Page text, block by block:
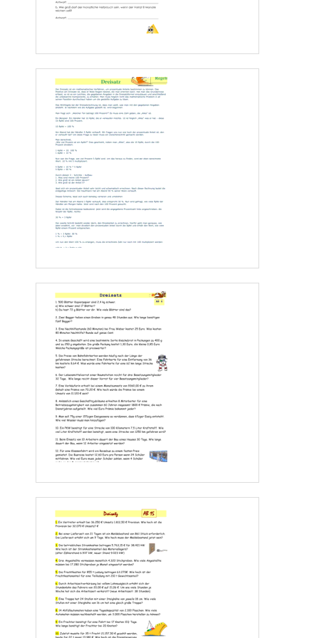
3. Um eine Decke von 96 m2 Fläche einzuschalen, benötigen drei Einschaler bei einer
täglichen Arbeitszeit von 8 h 2 Tage. Wie viel Tage würden 4 Einschaler benötigen,
um eine Decke von 144 m2 Fläche einzuschalen, wenn die tägliche Arbeitszeit um 1 h
Laufzeit von 16 h 2016 Liter Dieselkraftstoff. Durch Ausweitung der
tägliche Laufzeit um 2 h erhöht werden. Mit welchem
5. Die monatliche Stromrechnung für 8 Lampen beträgt bei täglich 8-stündiger
Brenndauer 18€. Welcher Betrag ist zu zahlen, wenn 12 Lampen mit gleicher Leistung
täglich 6 Stunden brennen?
6. Zwölf Einschaler haben bei 9 stündiger Arbeitszeit in 7 Tagen 390 m2
Betonschalung hergestellt. Wie viel Einschaler sind bei gleicher Leistung einzusetzen,
wenn in insgesamt 21 Tagen 2340 m2 Betonschalung hergestellt werden müssen, um
den Terminplan einzuhalten, und die tägliche Arbeitszeit nur 8 Stunden beträgt?
7. In einem Unternehmen reichte der letzt jähriger Heizölvorrat von 8550 Litern für
eine Heizperiode von 190 Tagen. In diesem Winter werden aber wegen der stärkeren
Kälte täglich durchschnittlich 15 Liter mehr veranschlagt.
Wie lange reicht der Heizölvorrat dieses Mal?
8. Um einen Graben aus zu graben, brauchen 6 Bagger 15 Tage. Wie viel Tage würde
man einsparen, wenn man für die gleiche Arbeit 4 Bagger mehr zur Verfügung hätte?
9. Ein Wasserrad mit einem Umfang von 10,40 m macht auf einer festgelegten
Wasserrad auf derselben Strecke machen, wenn dessen Umfang 20 cm
größer wäre?